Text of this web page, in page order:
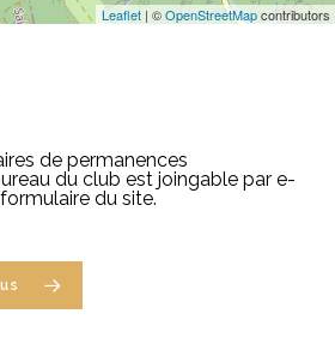
Leaflet | ©OpenStreetMapcontributors
de permanences
du club est joingable par e-
du site.